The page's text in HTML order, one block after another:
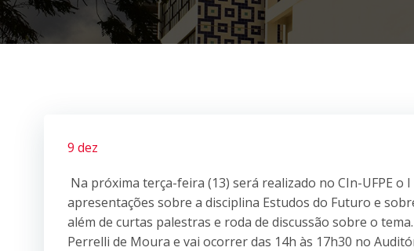
9 dez
Na próxima terça-feira (13) será realizado no CIn-UFPE
apresentações sobre a disciplina Estudos do Futuro e
além de curtas palestras e roda de discussão sobre o
Perrelli de Moura e vai ocorrer das 14h às 17h30 no